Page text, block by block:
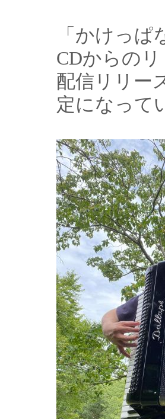
「かけっ
CDからの
配信リリー
定になって